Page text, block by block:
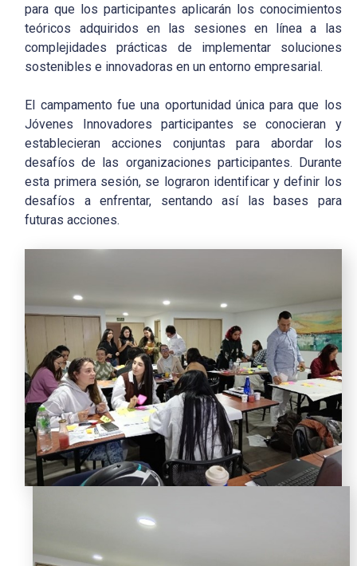
para que los participantes aplicarán los conocimientos
teóricos adquiridos en las sesiones en línea a las
complejidades prácticas de implementar soluciones
sostenibles e innovadoras en un entorno empresarial.
El campamento fue una oportunidad única para que los
Jóvenes Innovadores participantes se conocieran y
establecieran acciones conjuntas para abordar los
desafíos de las organizaciones participantes. Durante
esta primera sesión, se lograron identificar y definir los
desafíos a enfrentar, sentando así las bases para
futuras acciones.